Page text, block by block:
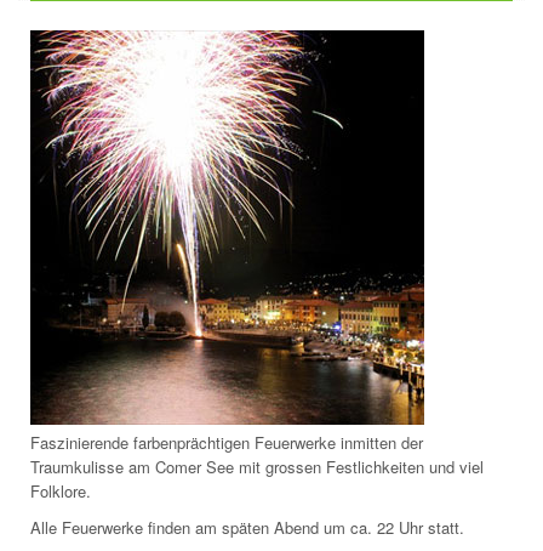
Faszinierende farbenprächtigen Feuerwerke inmitten der
Traumkulisse am Comer See mit grossen Festlichkeiten und viel
Folklore.
Alle Feuerwerke finden am späten Abend um ca. 22 Uhr statt.